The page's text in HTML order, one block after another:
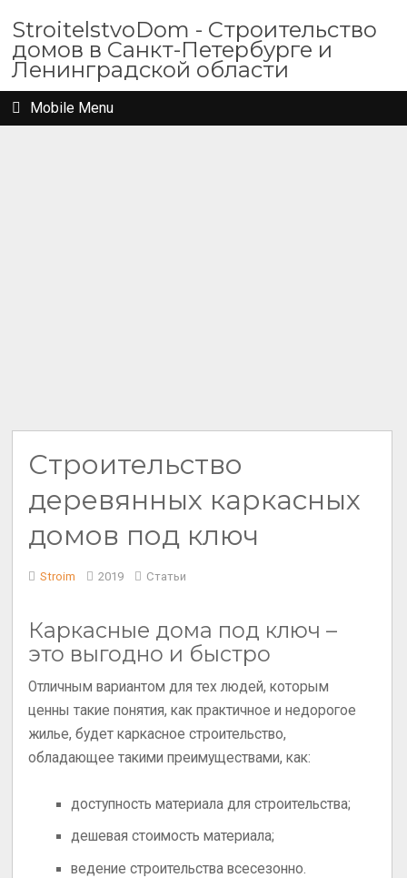
StroitelstvoDom - Строительство
домов в Санкт-Петербурге и
Ленинградской области
Mobile Menu
Строительство
деревянных каркасных
домов под ключ
Stroim 2019 Статьи
Каркасные дома под ключ –
это выгодно и быстро
Отличным вариантом для тех людей, которым
ценны такие понятия, как практичное и недорогое
жилье, будет каркасное строительство,
обладающее такими преимуществами, как:
доступность материала для строительства;
дешевая стоимость материала;
ведение строительства всесезонно.